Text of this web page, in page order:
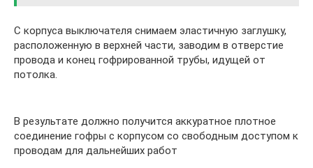
С корпуса выключателя снимаем эластичную заглушку,
расположенную в верхней части, заводим в отверстие
провода и конец гофрированной трубы, идущей от
потолка.
В результате должно получится аккуратное плотное
соединение гофры с корпусом со свободным доступом к
проводам для дальнейших работ